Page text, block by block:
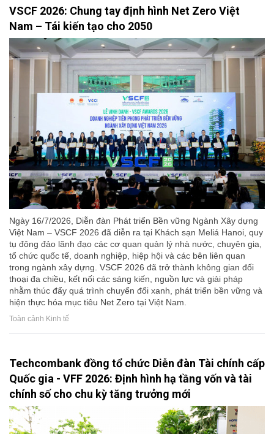
VSCF 2026: Chung tay định hình Net Zero Việt
Nam – Tái kiến tạo cho 2050
Ngày 16/7/2026, Diễn đàn Phát triển Bền vững Ngành Xây dựng
Việt Nam – VSCF 2026 đã diễn ra tại Khách sạn Meliá Hanoi, quy
tụ đông đảo lãnh đạo các cơ quan quản lý nhà nước, chuyên gia,
tổ chức quốc tế, doanh nghiệp, hiệp hội và các bên liên quan
trong ngành xây dựng. VSCF 2026 đã trở thành không gian đối
thoại đa chiều, kết nối các sáng kiến, nguồn lực và giải pháp
nhằm thúc đẩy quá trình chuyển đổi xanh, phát triển bền vững và
hiện thực hóa mục tiêu Net Zero tại Việt Nam.
Toàn cảnh Kinh tế
Techcombank đồng tổ chức Diễn đàn Tài chính cấp
Quốc gia - VFF 2026: Định hình hạ tầng vốn và tài
chính số cho chu kỳ tăng trưởng mới